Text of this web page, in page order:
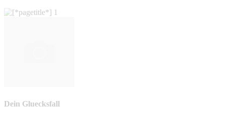
Dein Gluecksfall